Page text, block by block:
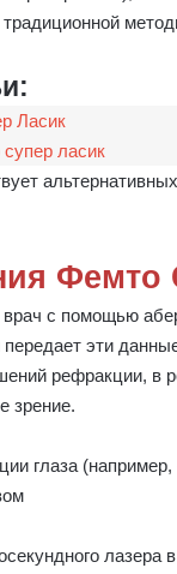
Ласик
ласик
Фемто
с помощью
передает эти
рефракции, в
зрение.
глаза
лазера